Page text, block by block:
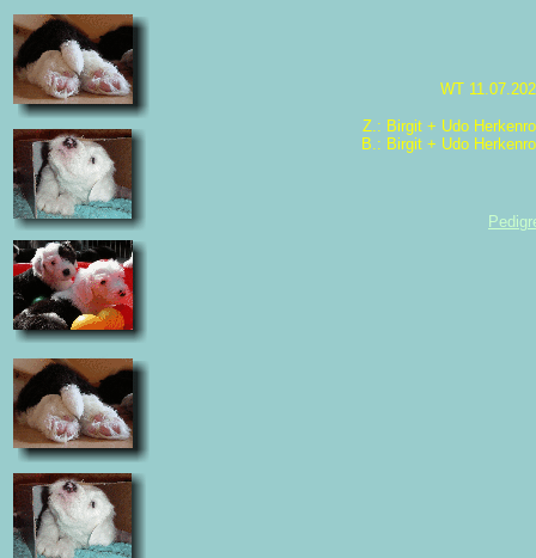
WT
Z.: Birgit + Udo
B.: Birgit + Udo